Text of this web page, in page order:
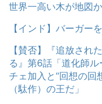
世界一高い木が地図
【インド】バーガー
【賛否】『追放され
る』第6話「道化師
チェ加入と“回想の回
（駄作）の王だ」